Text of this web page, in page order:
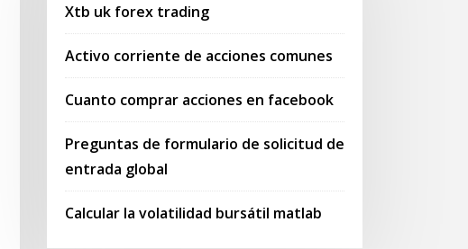
Xtb uk forex trading
Activo corriente de acciones comunes
Cuanto comprar acciones en facebook
Preguntas de formulario de solicitud de
entrada global
Calcular la volatilidad bursátil matlab